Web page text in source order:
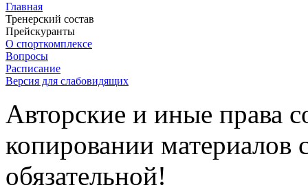
Главная
Тренерский состав
Прейскуранты
О спорткомплексе
Вопросы
Расписание
Версия для слабовидящих
Авторские и иные права
копировании материалов
обязательной!